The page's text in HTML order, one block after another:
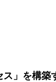
」を構築